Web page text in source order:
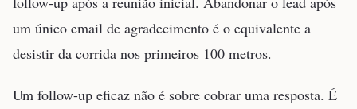
um único email de agradecimento é o equivalente a
desistir da corrida nos primeiros 100 metros.
Um follow-up eficaz não é sobre cobrar uma resposta. É